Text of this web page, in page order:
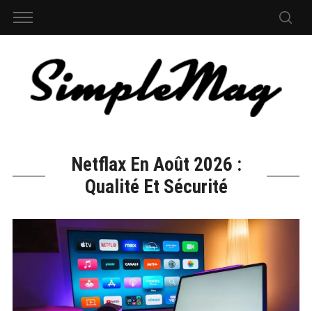
Netflax En Août 2026 :
Qualité Et Sécurité